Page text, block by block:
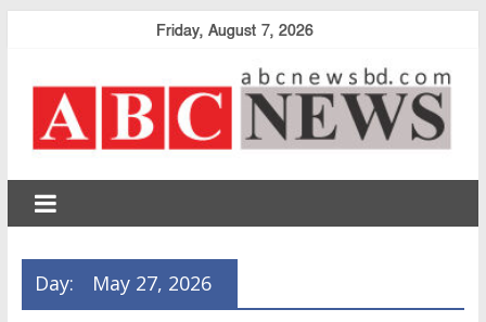
Friday, August 7, 2026
abcnewsbd
Day: May 27, 2026